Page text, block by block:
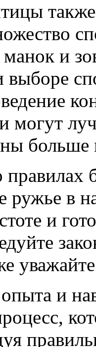
манок и
могут
больше
правилах
ружье в
и
и